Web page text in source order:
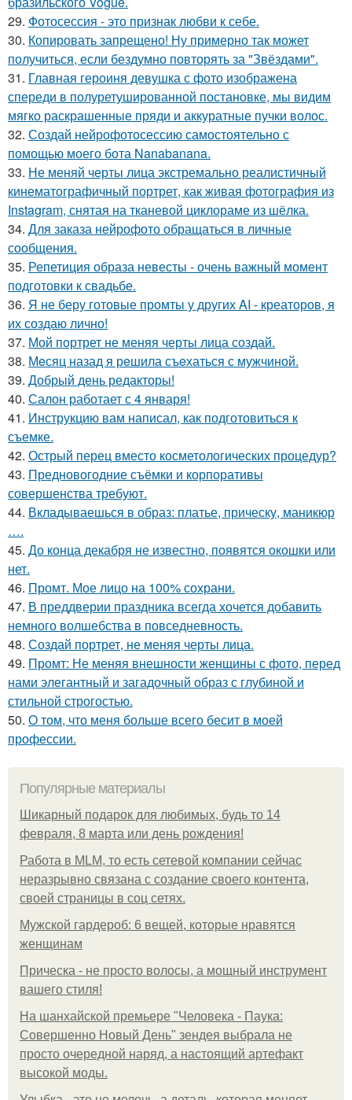
29. Фотосессия - это признак любви к себе.
30. Копировать запрещено! Ну примерно так может
получиться, если бездумно повторять за "Звёздами".
31. Главная героиня девушка с фото изображена
спереди в полуретушированной постановке, мы видим
мягко раскрашенные пряди и аккуратные пучки волос.
32. Создай нейрофотосессию самостоятельно с
помощью моего бота Nanabanana.
33. Не меняй черты лица экстремально реалистичный
кинематографичный портрет, как живая фотография из
Instagram, снятая на тканевой циклораме из шёлка.
34. Для заказа нейрофото обращаться в личные
сообщения.
35. Репетиция образа невесты - очень важный момент
подготовки к свадьбе.
36. Я не беру готовые промты у других AI - креаторов, я
их создаю лично!
37. Мой портрет не меняя черты лица создай.
38. Мeсяц назад я рeшила съeхаться с мужчиной.
39. Добрый день редакторы!
40. Салон работает с 4 января!
41. Инструкцию вам написал, как подготовиться к
съемке.
42. Острый перец вместо косметологических процедур?
43. Предновогодние съёмки и корпоративы
совершенства требуют.
44. Вкладываешься в образ: платье, прическу, маникюр
….
45. До конца декабря не известно, появятся окошки или
нет.
46. Промт. Мое лицо на 100% сохрани.
47. В преддверии праздника всегда хочется добавить
немного волшебства в повседневность.
48. Создай портрет, не меняя черты лица.
49. Промт: Не меняя внешности женщины с фото, перед
нами элегантный и загадочный образ с глубиной и
стильной строгостью.
50. О том, что меня больше всего бесит в моей
профессии.
Популярные материалы
Шикарный подарок для любимых, будь то 14
февраля, 8 марта или день рождения!
Работа в MLM, то есть сетевой компании сейчас
неразрывно связана с создание своего контента,
своей страницы в соц сетях.
Мужской гардероб: 6 вещей, которые нравятся
женщинам
Прическа - не просто волосы, а мощный инструмент
вашего стиля!
На шанхайской премьере "Человека - Паука:
Совершенно Новый День" зендея выбрала не
просто очередной наряд, а настоящий артефакт
высокой моды.